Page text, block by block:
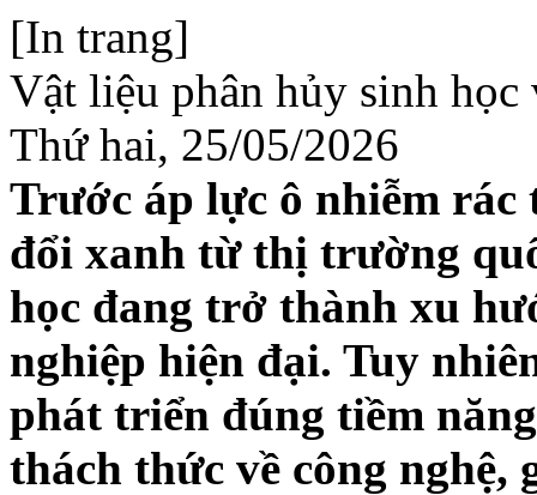
[In trang]
Vật liệu phân hủy sinh
Thứ hai, 25/05/2026
Trước áp lực ô nhiễm rác
đổi xanh từ thị trường
học đang trở thành xu
nghiệp hiện đại. Tuy
phát triển đúng tiềm
thách thức về công